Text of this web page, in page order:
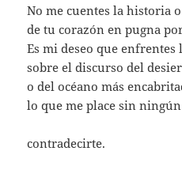
No me cuentes la historia
de tu corazón en pugna
Es mi deseo que enfrentes
sobre el discurso del
o del océano más
lo que me place sin
contradecirte.